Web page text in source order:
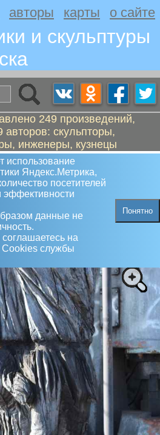
авторы карты о сайте
и скульптуры
249 произведений,
скульпторы,
инженеры, кузнецы
использование
Яндекс.Метрика,
посетителей
эффективности
данные не
на
Сookies службы
Понятно